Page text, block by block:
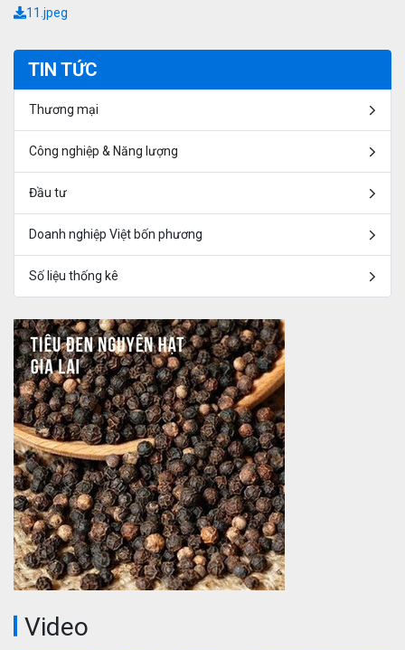
11.jpeg
TIN TỨC
Thương mại
Công nghiệp & Năng lượng
Đầu tư
Doanh nghiệp Việt bốn phương
Số liệu thống kê
Video